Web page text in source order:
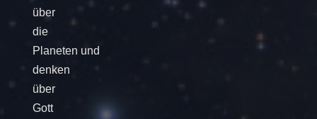
über
die
Planeten und
denken
über
Gott